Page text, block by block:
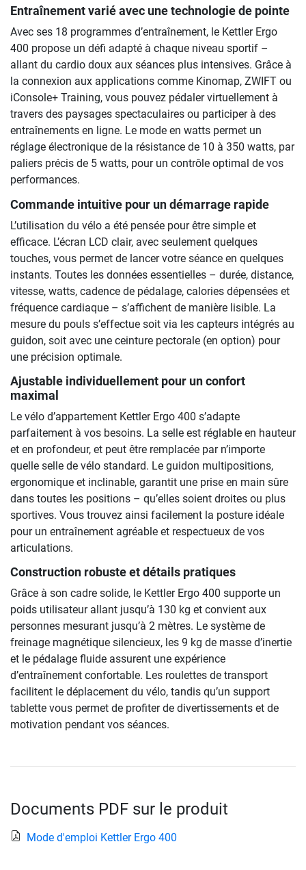
Entraînement varié avec une technologie de pointe
Avec ses 18 programmes d’entraînement, le Kettler Ergo
400 propose un défi adapté à chaque niveau sportif –
allant du cardio doux aux séances plus intensives. Grâce à
la connexion aux applications comme Kinomap, ZWIFT ou
iConsole+ Training, vous pouvez pédaler virtuellement à
travers des paysages spectaculaires ou participer à des
entraînements en ligne. Le mode en watts permet un
réglage électronique de la résistance de 10 à 350 watts, par
paliers précis de 5 watts, pour un contrôle optimal de vos
performances.
Commande intuitive pour un démarrage rapide
L’utilisation du vélo a été pensée pour être simple et
efficace. L’écran LCD clair, avec seulement quelques
touches, vous permet de lancer votre séance en quelques
instants. Toutes les données essentielles – durée, distance,
vitesse, watts, cadence de pédalage, calories dépensées et
fréquence cardiaque – s’affichent de manière lisible. La
mesure du pouls s’effectue soit via les capteurs intégrés au
guidon, soit avec une ceinture pectorale (en option) pour
une précision optimale.
Ajustable individuellement pour un confort
maximal
Le vélo d’appartement Kettler Ergo 400 s’adapte
parfaitement à vos besoins. La selle est réglable en hauteur
et en profondeur, et peut être remplacée par n’importe
quelle selle de vélo standard. Le guidon multipositions,
ergonomique et inclinable, garantit une prise en main sûre
dans toutes les positions – qu’elles soient droites ou plus
sportives. Vous trouvez ainsi facilement la posture idéale
pour un entraînement agréable et respectueux de vos
articulations.
Construction robuste et détails pratiques
Grâce à son cadre solide, le Kettler Ergo 400 supporte un
poids utilisateur allant jusqu’à 130 kg et convient aux
personnes mesurant jusqu’à 2 mètres. Le système de
freinage magnétique silencieux, les 9 kg de masse d’inertie
et le pédalage fluide assurent une expérience
d’entraînement confortable. Les roulettes de transport
facilitent le déplacement du vélo, tandis qu’un support
tablette vous permet de profiter de divertissements et de
motivation pendant vos séances.
Documents PDF sur le produit
Mode d'emploi Kettler Ergo 400